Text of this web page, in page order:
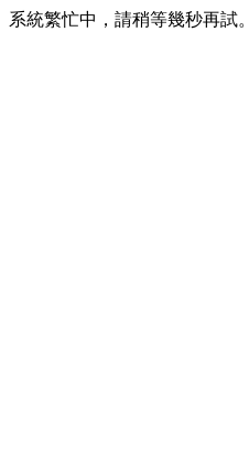
系統繁忙中，請稍等幾秒再試。